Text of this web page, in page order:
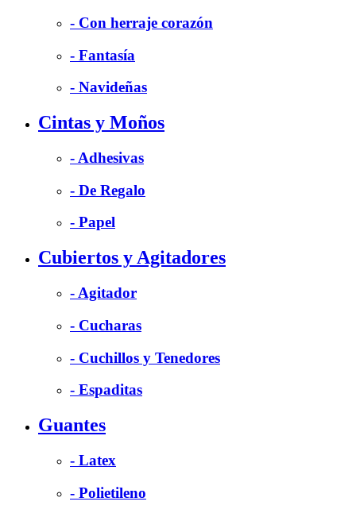
- Con herraje corazón
- Fantasía
- Navideñas
Cintas y Moños
- Adhesivas
- De Regalo
- Papel
Cubiertos y Agitadores
- Agitador
- Cucharas
- Cuchillos y Tenedores
- Espaditas
Guantes
- Latex
- Polietileno